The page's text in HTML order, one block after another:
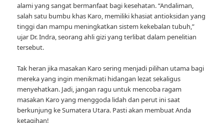
alami yang sangat bermanfaat bagi kesehatan. “Andaliman,
salah satu bumbu khas Karo, memiliki khasiat antioksidan yang
tinggi dan mampu meningkatkan sistem kekebalan tubuh,”
ujar Dr. Indra, seorang ahli gizi yang terlibat dalam penelitian
tersebut.
Tak heran jika masakan Karo sering menjadi pilihan utama bagi
mereka yang ingin menikmati hidangan lezat sekaligus
menyehatkan. Jadi, jangan ragu untuk mencoba ragam
masakan Karo yang menggoda lidah dan perut ini saat
berkunjung ke Sumatera Utara. Pasti akan membuat Anda
ketagihan!